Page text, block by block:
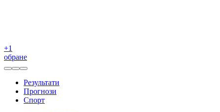
+1
обране
Результати
Прогнози
Спорт